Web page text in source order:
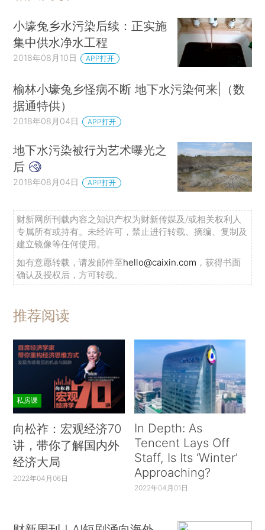
小壕兔乡水污染后续：正实施
集中供水净水工程
2018年08月10日 APP打开
榆林小壕兔乡怪病不断 地下水污染何来|（数
据通特供）
2018年08月04日 APP打开
地下水污染被行为艺术曝光之
后
2018年08月04日 APP打开
财新网所刊载内容之知识产权为财新传媒及/或相关权利人
专属所有或持有。未经许可，禁止进行转载、摘编、复制及
建立镜像等任何使用。
如有意愿转载，请发邮件至hello@caixin.com ，获得书面
确认及授权后，方可转载。
推荐阅读
私房课
向松祚：宏观经济70
讲，带你了解国内外
经济大局
2022年04月06日
In Depth: As
Tencent Lays Off
Staff, Is Its ‘Winter’
Approaching?
2022年04月01日